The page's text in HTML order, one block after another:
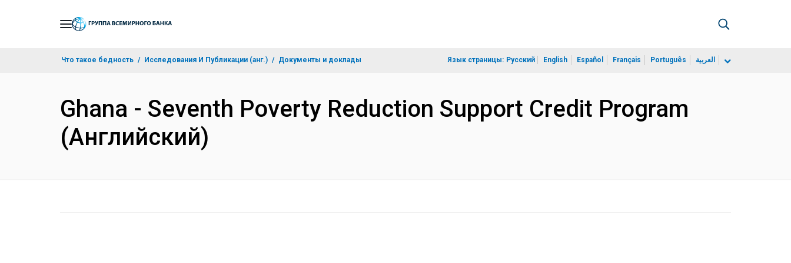
Что такое бедность Исследования И Публикации (анг.) Документы и доклады Язык страницы: Русский English Español Français Português العربية
Ghana - Seventh Poverty Reduction Support Credit Program
(Английский)